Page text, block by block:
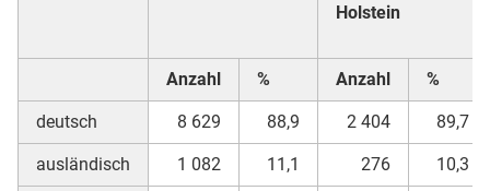
Holstein
Anzahl % Anzahl %
deutsch 8 629 88,9 2 404 89,7
ausländisch 1 082 11,1 276 10,3